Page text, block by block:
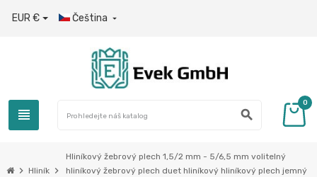
EUR € Čeština 
view_headline search
0
chevron_right Hliník chevron_right
Hliníkový žebrový plech 1,5/2 mm - 5/6,5 mm volitelný
hliníkový žebrový plech duet hliníkový hliníkový plech jemný